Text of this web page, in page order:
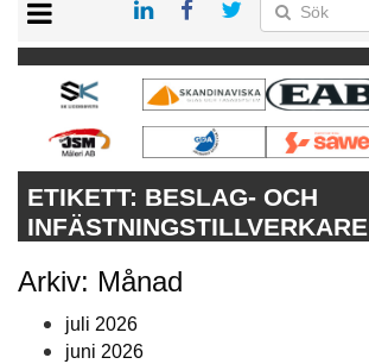
PRENUMERERA
VÅRA ANDRA MAGASIN
ANNONSERA
ETIKETT: BESLAG- OCH
INFÄSTNINGSTILLVERKARE
Arkiv: Månad
juli 2026
juni 2026